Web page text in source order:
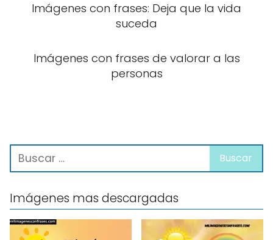
Imágenes con frases: Deja que la vida
suceda
Imágenes con frases de valorar a las
personas
Imágenes mas descargadas